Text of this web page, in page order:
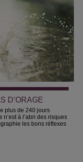
D’ORAGE
plus de 240 jours
à l’abri des risques
les bons réflexes